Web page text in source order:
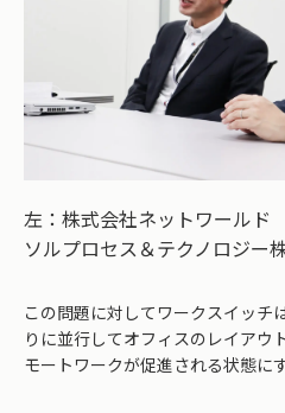
左：株式会社ネットワール
ソルプロセス＆テクノロジ
この問題に対してワークスイッチ
りに並行してオフィスのレイアウ
モートワークが促進される状態に